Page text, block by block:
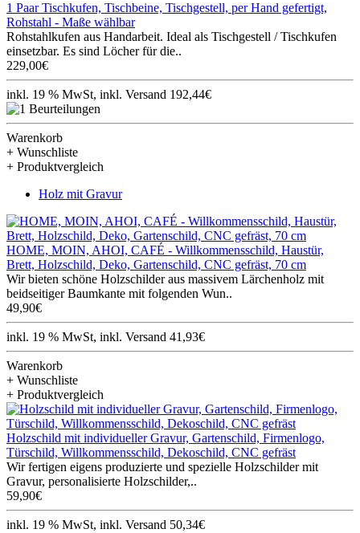
1 Paar Tischkufen, Tischbeine, Tischgestell, per Hand gefertigt,
Rohstahl - Maße wählbar
Rohstahlkufen aus Handarbeit. Ideal als Tischgestell / Tischkufen
einsetzbar. Es sind Löcher für die..
229,00€
inkl. 19 % MwSt, inkl. Versand 192,44€
Warenkorb
+ Wunschliste
+ Produktvergleich
Holz mit Gravur
HOME, MOIN, AHOI, CAFÉ - Willkommensschild, Haustür,
Brett, Holzschild, Deko, Gartenschild, CNC gefräst, 70 cm
Wir bieten schöne Holzschilder aus massivem Lärchenholz mit
beidseitiger Baumkante mit folgenden Wun..
49,90€
inkl. 19 % MwSt, inkl. Versand 41,93€
Warenkorb
+ Wunschliste
+ Produktvergleich
Holzschild mit individueller Gravur, Gartenschild, Firmenlogo,
Türschild, Willkommensschild, Dekoschild, CNC gefräst
Wir fertigen eigens produzierte und spezielle Holzschilder mit
Gravur, personalisierte Holzschilder,..
59,90€
inkl. 19 % MwSt, inkl. Versand 50,34€